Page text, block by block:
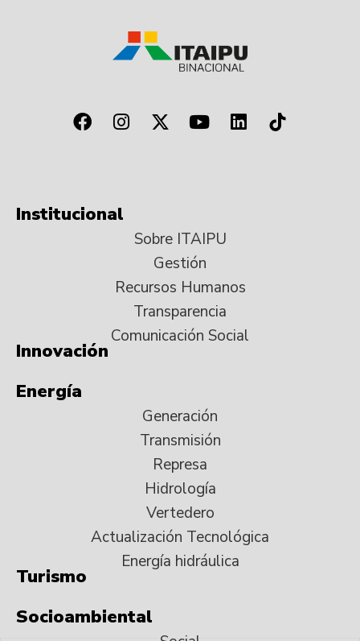
Institucional
Sobre ITAIPU
Gestión
Recursos Humanos
Transparencia
Comunicación Social
Innovación
Energía
Generación
Transmisión
Represa
Hidrología
Vertedero
Actualización Tecnológica
Energía hidráulica
Turismo
Socioambiental